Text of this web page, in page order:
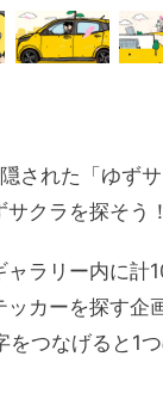
れた「ゆずサ
サクラを探そう
ャラリー内に計
ッカーを探す企
をつなげると1